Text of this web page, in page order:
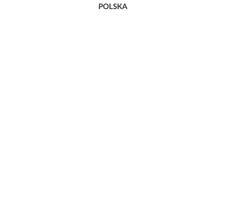
POLSKA